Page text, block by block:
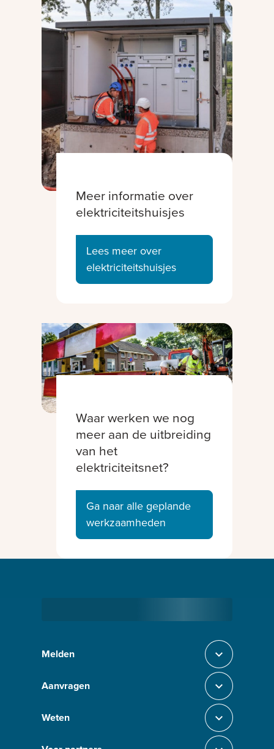
Meer informatie over
elektriciteitshuisjes
Lees meer over
elektriciteitshuisjes
Waar werken we nog
meer aan de uitbreiding
van het
elektriciteitsnet?
Ga naar alle geplande
werkzaamheden
Melden Sluit section-0
Aanvragen Sluit section-1
Weten Sluit section-2